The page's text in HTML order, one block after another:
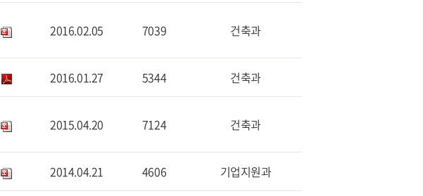
2016.02.05 7039 건축과
2016.01.27 5344 건축과
2015.04.20 7124 건축과
2014.04.21 4606 기업지원과